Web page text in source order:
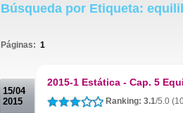
Búsqueda por Etiqueta:
Páginas: 1
15/04
2015
2015-1 Estática - Cap. 5
Ranking: 3.1/5.0